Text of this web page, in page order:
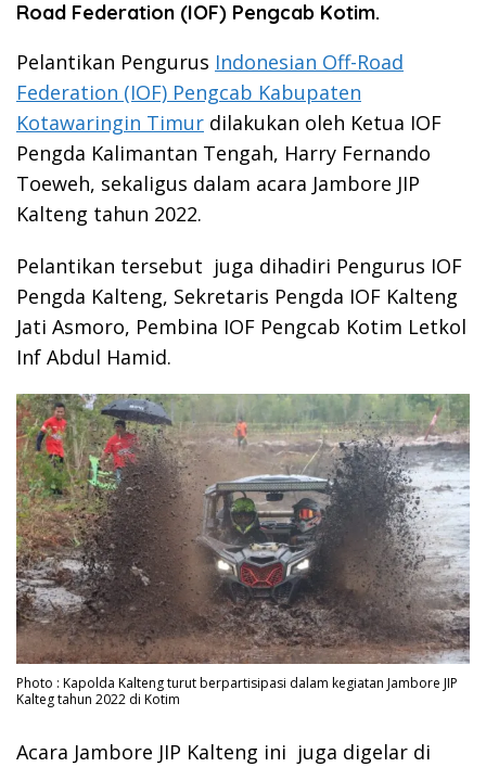
Road Federation (IOF) Pengcab Kotim.
Pelantikan Pengurus Indonesian Off-Road
Federation (IOF) Pengcab Kabupaten
Kotawaringin Timur dilakukan oleh Ketua IOF
Pengda Kalimantan Tengah, Harry Fernando
Toeweh, sekaligus dalam acara Jambore JIP
Kalteng tahun 2022.
Pelantikan tersebut juga dihadiri Pengurus IOF
Pengda Kalteng, Sekretaris Pengda IOF Kalteng
Jati Asmoro, Pembina IOF Pengcab Kotim Letkol
Inf Abdul Hamid.
Photo : Kapolda Kalteng turut berpartisipasi dalam kegiatan Jambore JIP
Kalteg tahun 2022 di Kotim
Acara Jambore JIP Kalteng ini juga digelar di